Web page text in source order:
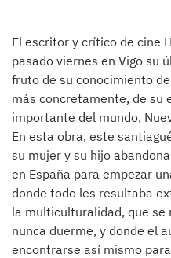
El escritor y crítico de cine
pasado viernes en Vigo su
fruto de su conocimiento
más concretamente, de su
importante del mundo,
En esta obra, este
su mujer y su hijo
en España para empezar
donde todo les resultaba
la multiculturalidad, que se
nunca duerme, y donde el
encontrarse así mismo